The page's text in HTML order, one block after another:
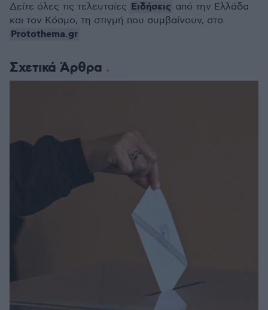
Σχετικά Άρθρα
Δείτε όλες τις τελευταίες Ειδήσεις από την Ελλάδα
και τον Κόσμο, τη στιγμή που συμβαίνουν, στο
Protothema.gr